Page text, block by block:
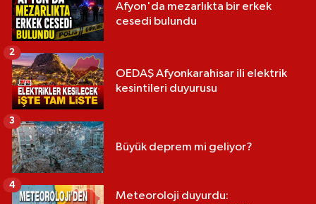
Afyon'da mezarlıkta bir erkek
cesedi bulundu
OEDAŞ Afyonkarahisar ili elektrik
kesintileri duyurusu
2
Büyük deprem mi geliyor?
3
Meteoroloji duyurdu:
4